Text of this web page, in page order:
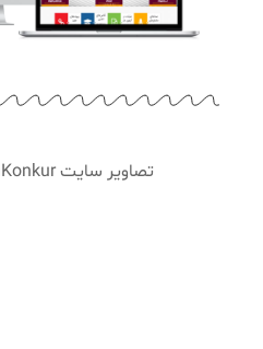
تصاویر سایت AndishmandanKonkur